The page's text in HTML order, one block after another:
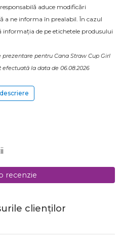
aduce modificări
a ne informa în prealabil. În cazul
de pe etichetele produsului
pentru Cana Straw Cup Girl
efectuată la data de 06.08.2026
recenzie
clienților